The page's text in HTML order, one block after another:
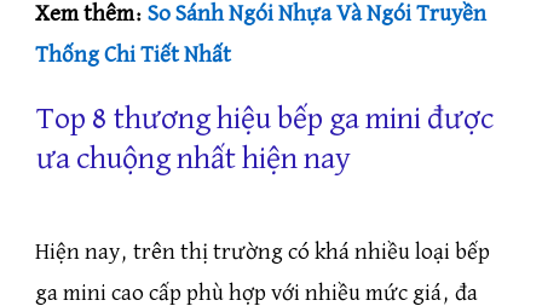
Xem thêm: So Sánh Ngói Nhựa Và Ngói Truyền
Thống Chi Tiết Nhất
Top 8 thương hiệu bếp ga mini được
ưa chuộng nhất hiện nay
Hiện nay, trên thị trường có khá nhiều loại bếp
ga mini cao cấp phù hợp với nhiều mức giá, đa